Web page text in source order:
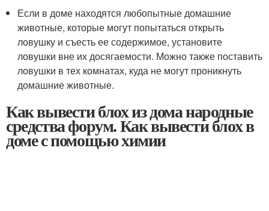
Если в доме находятся любопытные домашние
животные, которые могут попытаться открыть
ловушку и съесть ее содержимое, установите
ловушки вне их досягаемости. Можно также поставить
ловушки в тех комнатах, куда не могут проникнуть
домашние животные.
Как вывести блох из дома народные
средства форум. Как вывести блох в
доме с помощью химии